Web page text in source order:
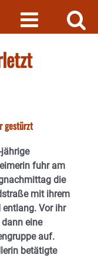
gestürzt
jährige
fuhr am
die
mit ihrem
entlang. Vor ihr
eine
auf.
betätigte